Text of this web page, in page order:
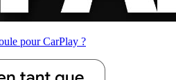
pour CarPlay ?